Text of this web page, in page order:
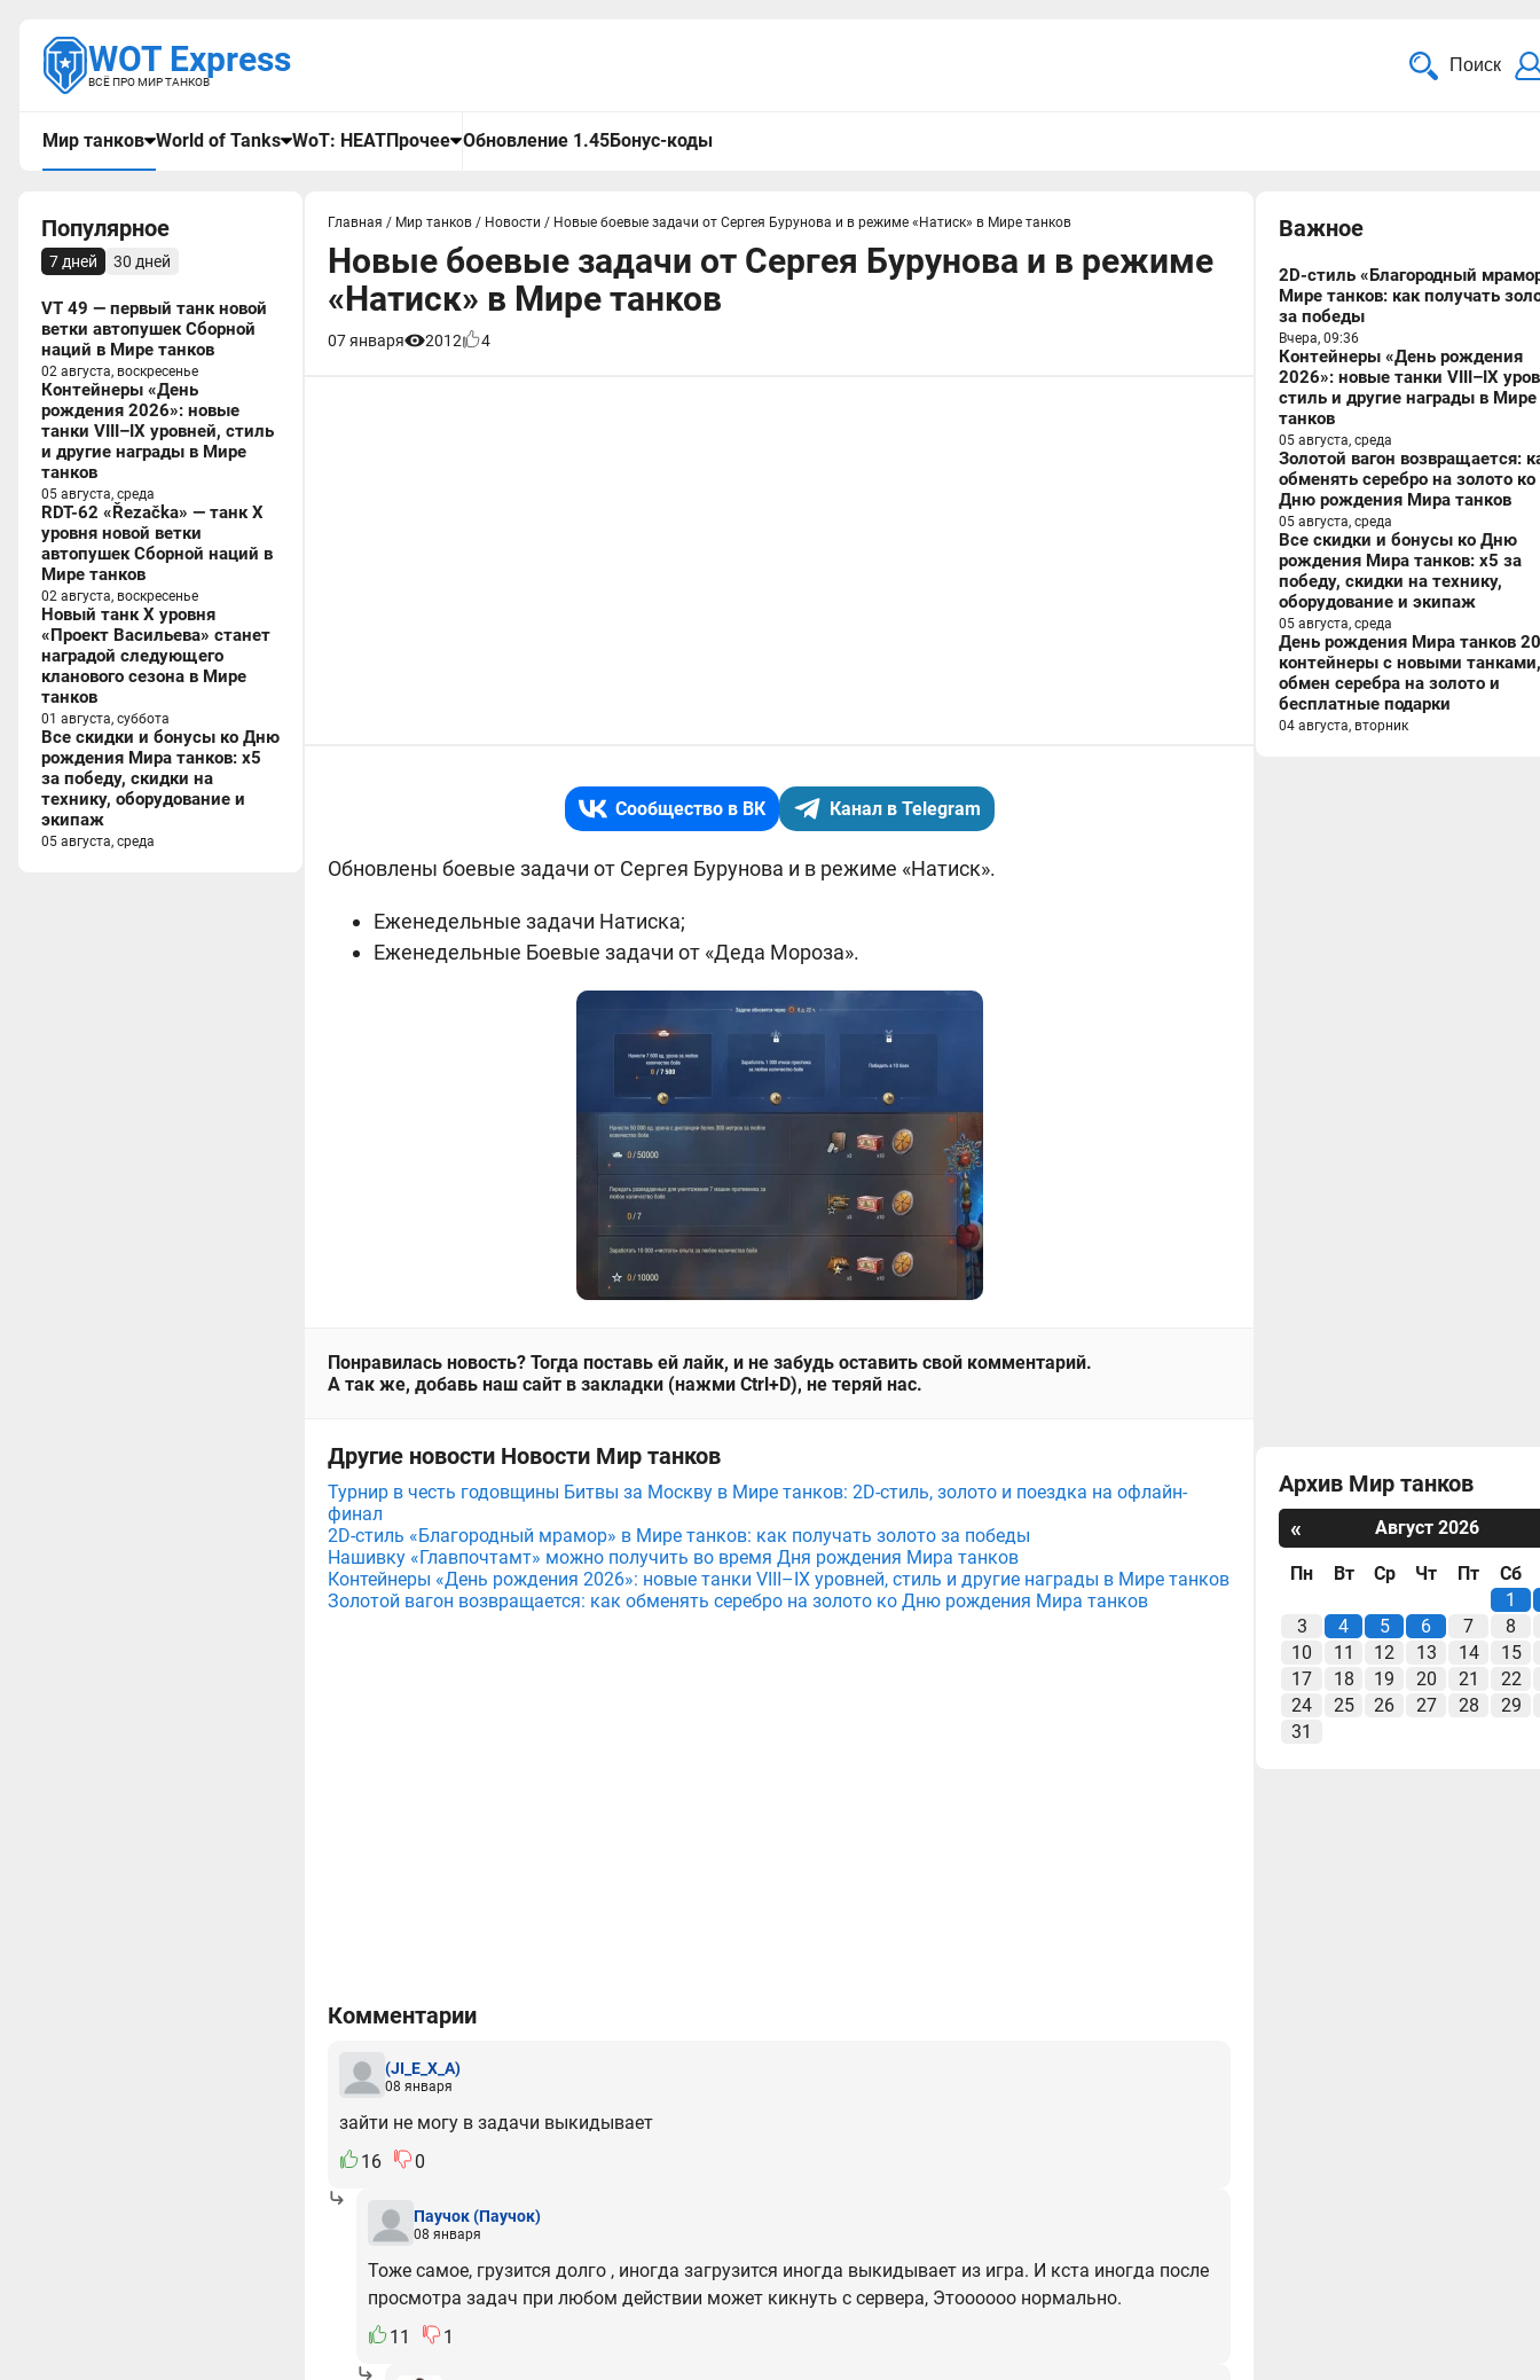
WOT Express
ВСЁ ПРО МИР ТАНКОВ
Поиск
Мир танков World of Tanks WoT: HEATПрочее Обновление 1.45Бонус-коды
Популярное
7 дней 30 дней
VT 49 — первый танк новой
ветки автопушек Сборной
наций в Мире танков
02 августа, воскресенье
Контейнеры «День
рождения 2026»: новые
танки VIII–IX уровней, стиль
и другие награды в Мире
танков
05 августа, среда
RDT-62 «Řezačka» — танк X
уровня новой ветки
автопушек Сборной наций в
Мире танков
02 августа, воскресенье
Новый танк X уровня
«Проект Васильева» станет
наградой следующего
кланового сезона в Мире
танков
01 августа, суббота
Все скидки и бонусы ко Дню
рождения Мира танков: x5
за победу, скидки на
технику, оборудование и
экипаж
05 августа, среда
Главная / Мир танков / Новости / Новые боевые задачи от Сергея Бурунова и в режиме «Натиск» в Мире танков
Новые боевые задачи от Сергея Бурунова и в режиме
«Натиск» в Мире танков
07 января 2012 4
Сообщество в ВК Канал в Telegram
Обновлены боевые задачи от Сергея Бурунова и в режиме «Натиск».
Еженедельные задачи Натиска;
Еженедельные Боевые задачи от «Деда Мороза».
Понравилась новость? Тогда поставь ей лайк, и не забудь оставить свой комментарий.
А так же, добавь наш сайт в закладки (нажми Ctrl+D), не теряй нас.
Другие новости Новости Мир танков
Турнир в честь годовщины Битвы за Москву в Мире танков: 2D-стиль, золото и поездка на офлайн-
финал
2D-стиль «Благородный мрамор» в Мире танков: как получать золото за победы
Нашивку «Главпочтамт» можно получить во время Дня рождения Мира танков
Контейнеры «День рождения 2026»: новые танки VIII–IX уровней, стиль и другие награды в Мире танков
Золотой вагон возвращается: как обменять серебро на золото ко Дню рождения Мира танков
Комментарии
(JI_E_X_A)
08 января
зайти не могу в задачи выкидывает
16
0
Паучок(Паучок)
08 января
Тоже самое, грузится долго , иногда загрузится иногда выкидывает из игра. И кста иногда после
просмотра задач при любом действии может кикнуть с сервера, Этоооооо нормально.
11
1
Важное
2D-стиль «Благородный
Мире танков: как получать
за победы
Вчера, 09:36
Контейнеры «День рождения
2026»: новые танки VIII–IX
стиль и другие награды в Мире
танков
05 августа, среда
Золотой вагон возвращается:
обменять серебро на золото ко
Дню рождения Мира танков
05 августа, среда
Все скидки и бонусы ко Дню
рождения Мира танков: x5 за
победу, скидки на технику,
оборудование и экипаж
05 августа, среда
День рождения Мира танков
контейнеры с новыми танками,
обмен серебра на золото и
бесплатные подарки
04 августа, вторник
Архив Мир танков
«
Август 2026
Пн Вт Ср Чт Пт
Сб
1
3
4 5 6 7
8
10
11 12 13 14
15
17
18 19 20 21
22
24
25 26 27 28
29
31